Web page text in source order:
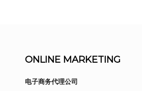
ONLINE MARKETING
电子商务代理公司